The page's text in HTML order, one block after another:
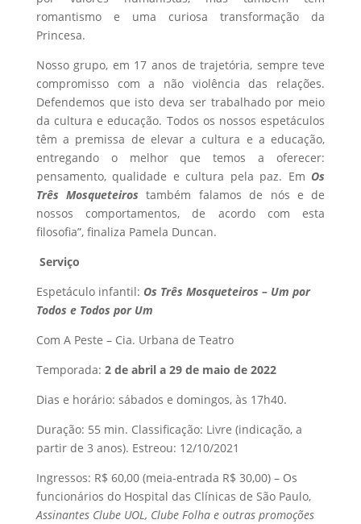
romantismo e uma curiosa transformação da
Princesa.
Nosso grupo, em 17 anos de trajetória, sempre teve
compromisso com a não violência das relações.
Defendemos que isto deva ser trabalhado por meio
da cultura e educação. Todos os nossos espetáculos
têm a premissa de elevar a cultura e a educação,
entregando o melhor que temos a oferecer:
pensamento, qualidade e cultura pela paz. Em Os
Três Mosqueteiros também falamos de nós e de
nossos comportamentos, de acordo com esta
filosofia”, finaliza Pamela Duncan.
Serviço
Espetáculo infantil: Os Três Mosqueteiros – Um por
Todos e Todos por Um
Com A Peste – Cia. Urbana de Teatro
Temporada: 2 de abril a 29 de maio de 2022
Dias e horário: sábados e domingos, às 17h40.
Duração: 55 min. Classificação: Livre (indicação, a
partir de 3 anos). Estreou: 12/10/2021
Ingressos: R$ 60,00 (meia-entrada R$ 30,00) – Os
funcionários do Hospital das Clínicas de São Paulo,
Assinantes Clube UOL, Clube Folha e outras promoções